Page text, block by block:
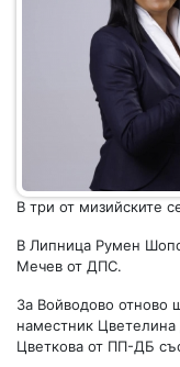
В три от мизийските
В Липница Румен
Мечев от ДПС.
За Войводово отново
наместник
Цветкова от ПП-ДБ